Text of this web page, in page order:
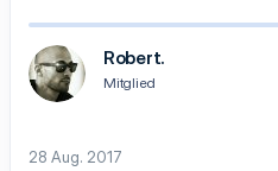
Robert.
Mitglied
28 Aug. 2017